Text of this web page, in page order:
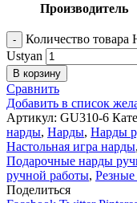
Производитель
Количество
Ustyan
В корзину
Сравнить
Добавить в список
Артикул: GU310-6
нарды, Нарды, Нарды
Настольная игра нарды,
Подарочные нарды
ручной работы,
Поделиться